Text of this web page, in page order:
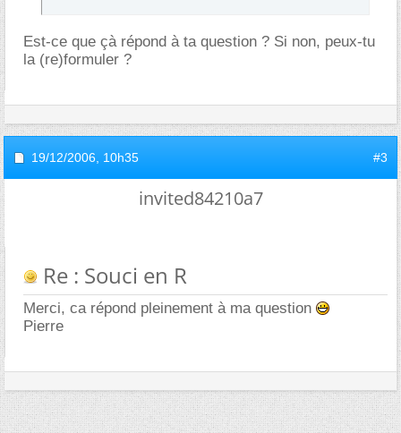
Est-ce que çà répond à ta question ? Si non, peux-tu
la (re)formuler ?
19/12/2006, 10h35 #3
invited84210a7
Re : Souci en R
Merci, ca répond pleinement à ma question
Pierre